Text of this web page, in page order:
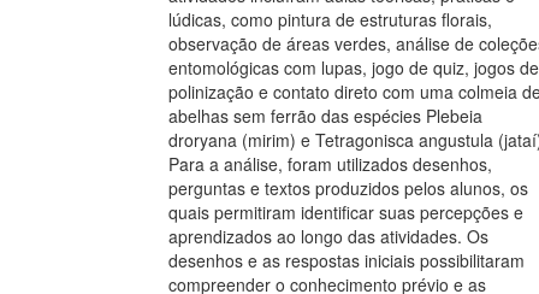
lúdicas, como pintura de estruturas florais,
observação de áreas verdes, análise de
entomológicas com lupas, jogo de quiz, jogos de
polinização e contato direto com uma colmeia
abelhas sem ferrão das espécies Plebeia
droryana (mirim) e Tetragonisca angustula
Para a análise, foram utilizados desenhos,
perguntas e textos produzidos pelos alunos, os
quais permitiram identificar suas percepções e
aprendizados ao longo das atividades. Os
desenhos e as respostas iniciais possibilitaram
compreender o conhecimento prévio e as